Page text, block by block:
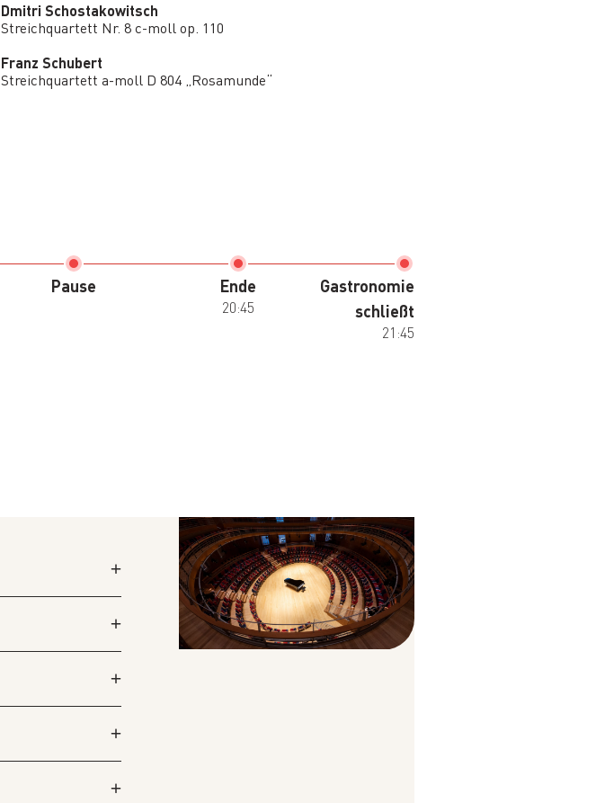
Dmitri Schostakowitsch
Streichquartett Nr. 8 c-moll op. 110
Franz Schubert
Streichquartett a-moll D 804 „Rosamunde“
Pause Ende
20:45
Gastronomie
schließt
21:45